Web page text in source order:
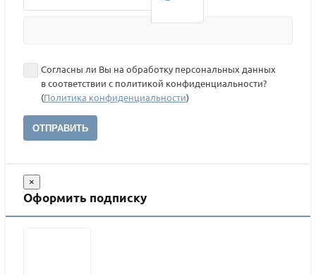
Согласны ли Вы на обработку персональных данных
в соответствии с политикой конфиденциальности?
(Политика конфиденциальности)
ОТПРАВИТЬ
×
Оформить подписку